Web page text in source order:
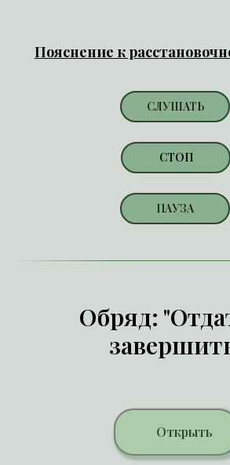
Пояснение к
СТОП
ПАУЗА
СЛУШАТЬ
Обряд:
Открыть